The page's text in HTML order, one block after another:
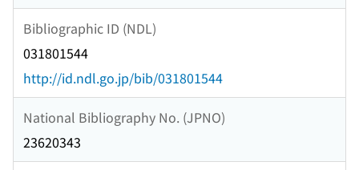
Bibliographic ID (NDL)
031801544
http://id.ndl.go.jp/bib/031801544
National Bibliography No. (JPNO)
23620343